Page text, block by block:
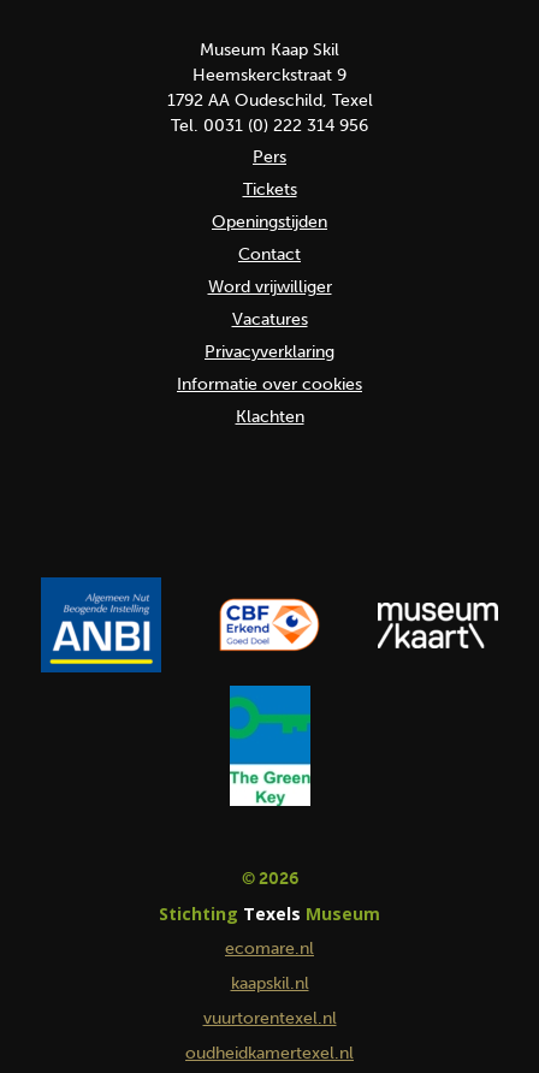
Museum Kaap Skil
Heemskerckstraat 9
1792 AA Oudeschild, Texel
Tel. 0031 (0) 222 314 956
Pers
Tickets
Openingstijden
Contact
Word vrijwilliger
Vacatures
Privacyverklaring
Informatie over cookies
Klachten
© 2026
Stichting Texels Museum
ecomare.nl
kaapskil.nl
vuurtorentexel.nl
oudheidkamertexel.nl